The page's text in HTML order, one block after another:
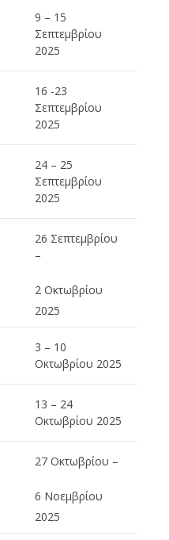
9 – 15
Σεπτεμβρίου
2025
16 -23
Σεπτεμβρίου
2025
24 – 25
Σεπτεμβρίου
2025
26 Σεπτεμβρίου
–
2 Οκτωβρίου
2025
3 – 10
Οκτωβρίου 2025
13 – 24
Οκτωβρίου 2025
27 Οκτωβρίου –
6 Νοεμβρίου
2025